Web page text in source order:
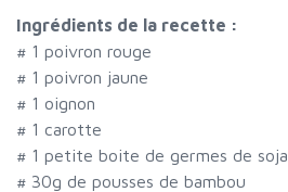
Ingrédients de la recette :
# 1 poivron rouge
# 1 poivron jaune
# 1 oignon
# 1 carotte
# 1 petite boite de germes de soja
# 30g de pousses de bambou